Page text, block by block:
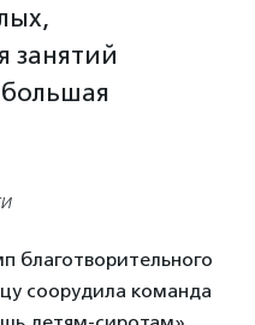
занятий
благотворительного
соорудила команда